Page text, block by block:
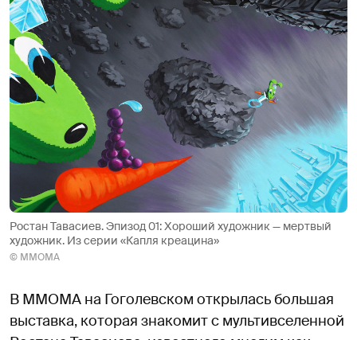
Ростан Тавасиев. Эпизод 01: Хороший художник — мертвый
художник. Из серии «Капля креацина»
© ММОМА
В ММОМА на Гоголевском открылась большая
выставка, которая знакомит с мультивселенной